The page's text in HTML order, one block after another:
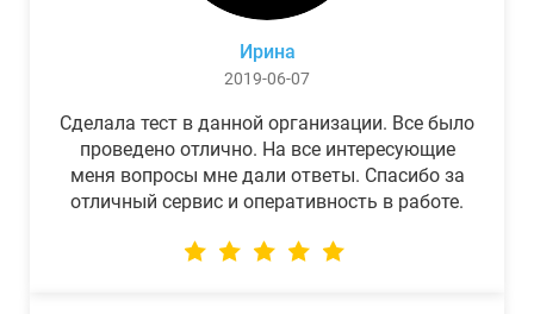
Ирина
2019-06-07
Сделала тест в данной организации. Все было
проведено отлично. На все интересующие
меня вопросы мне дали ответы. Спасибо за
отличный сервис и оперативность в работе.